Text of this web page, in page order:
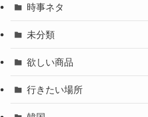
時事ネタ
未分類
欲しい商品
行きたい場所